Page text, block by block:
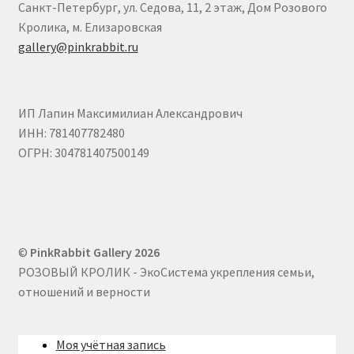
Екатерина Талдаева
Запылихин Дмитрий
Иукканен Дарья
Льдин Петр
Санкт-Петербург, ул. Седова, 11, 2 этаж, Дом Розового
Кролика, м. Елизаровская
gallery@pinkrabbit.ru
ИП Лапин Максимилиан Александрович
ИНН: 781407782480
ОГРН: 304781407500149
© PinkRabbit Gallery 2026
РОЗОВЫЙ КРОЛИК - ЭкоСистема укрепления семьи,
отношений и верности
Моя учётная запись